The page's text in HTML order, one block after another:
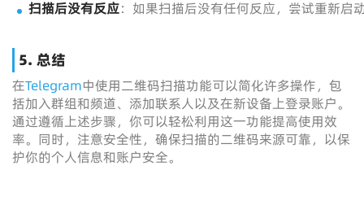
扫描后没有反应：如果扫描后没有任何反应，尝试重新启
5. 总结
在Telegram中使用二维码扫描功能可以简化许多操作，包
括加入群组和频道、添加联系人以及在新设备上登录账户。
通过遵循上述步骤，你可以轻松利用这一功能提高使用效
率。同时，注意安全性，确保扫描的二维码来源可靠，以保
护你的个人信息和账户安全。